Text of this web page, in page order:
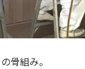
骨組み。